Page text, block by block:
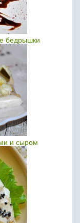
бедрышки
и сыром